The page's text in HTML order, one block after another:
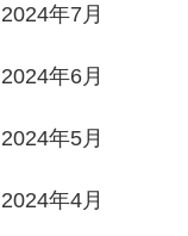
2024年7月
2024年6月
2024年5月
2024年4月